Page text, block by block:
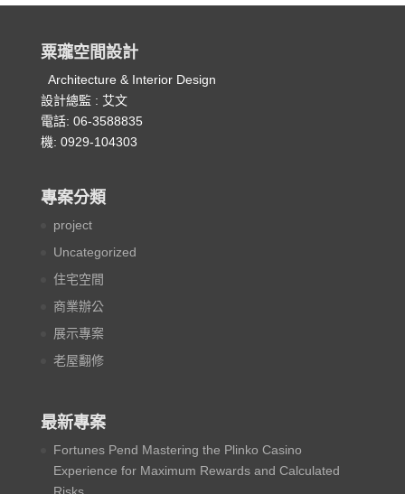
粟瓏空間設計
Architecture & Interior Design
設計總監 : 艾文
電話: 06-3588835
機: 0929-104303
專案分類
project
Uncategorized
住宅空間
商業辦公
展示專案
老屋翻修
最新專案
Fortunes Pend Mastering the Plinko Casino
Experience for Maximum Rewards and Calculated